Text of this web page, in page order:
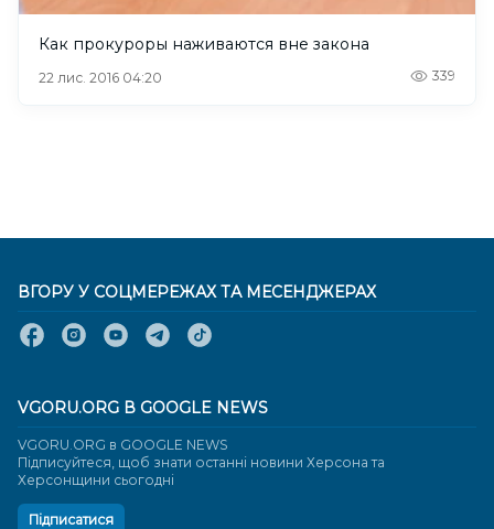
Как прокуроры наживаются вне закона
22 лис. 2016 04:20 339
ВГОРУ У СОЦМЕРЕЖАХ ТА МЕСЕНДЖЕРАХ
VGORU.ORG В GOOGLE NEWS
VGORU.ORG в GOOGLE NEWS
Підписуйтеся, щоб знати останні новини Херсона та
Херсонщини сьогодні
Підписатися